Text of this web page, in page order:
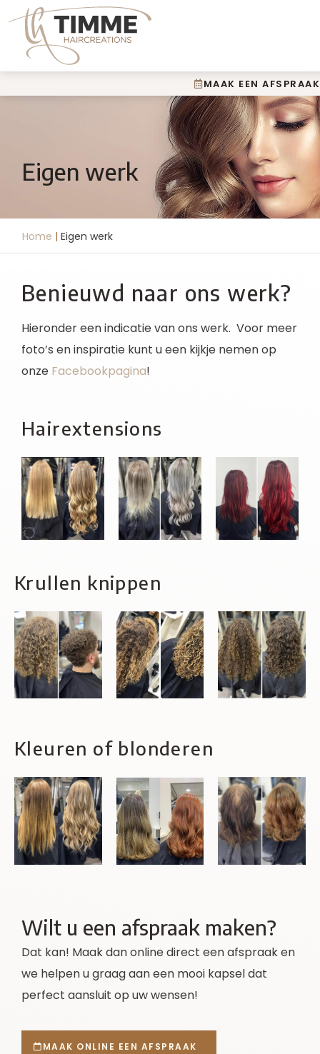
MAAK EEN AFSPRAAK
Eigen werk
Home | Eigen werk
Benieuwd naar ons werk?
Hieronder een indicatie van ons werk. Voor meer
foto’s en inspiratie kunt u een kijkje nemen op
onze Facebookpagina!
Hairextensions
Krullen knippen
Kleuren of blonderen
Wilt u een afspraak maken?
Dat kan! Maak dan online direct een afspraak en
we helpen u graag aan een mooi kapsel dat
perfect aansluit op uw wensen!
MAAK ONLINE EEN AFSPRAAK